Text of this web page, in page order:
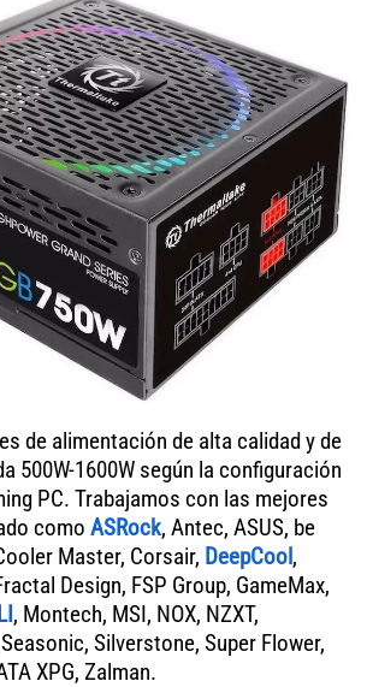
de alimentación de alta calidad y de
500W-1600W según la configuración
PC. Trabajamos con las mejores
como ASRock, Antec, ASUS, be
Master, Corsair, DeepCool,
Design, FSP Group, GameMax,
, Montech, MSI, NOX, NZXT,
Silverstone, Super Flower,
XPG, Zalman.